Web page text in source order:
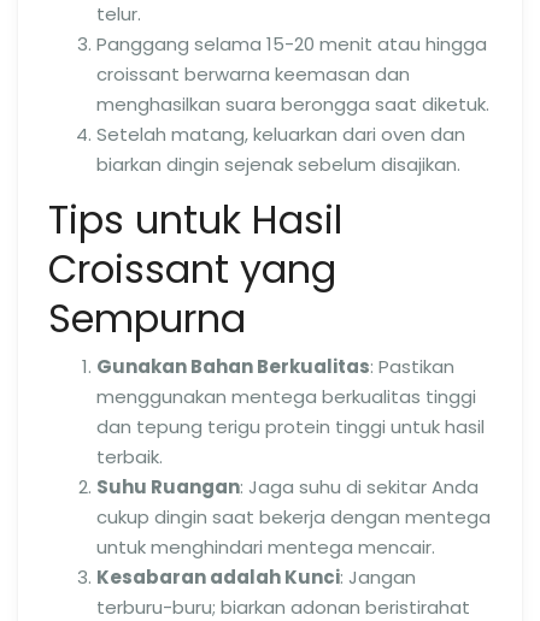
telur.
Panggang selama 15-20 menit atau hingga
croissant berwarna keemasan dan
menghasilkan suara berongga saat diketuk.
Setelah matang, keluarkan dari oven dan
biarkan dingin sejenak sebelum disajikan.
Tips untuk Hasil
Croissant yang
Sempurna
Gunakan Bahan Berkualitas: Pastikan
menggunakan mentega berkualitas tinggi
dan tepung terigu protein tinggi untuk hasil
terbaik.
Suhu Ruangan: Jaga suhu di sekitar Anda
cukup dingin saat bekerja dengan mentega
untuk menghindari mentega mencair.
Kesabaran adalah Kunci: Jangan
terburu-buru; biarkan adonan beristirahat